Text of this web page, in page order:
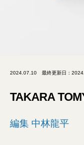
2024.07.10 最終更新日：
TAKARA
編集 中林龍平